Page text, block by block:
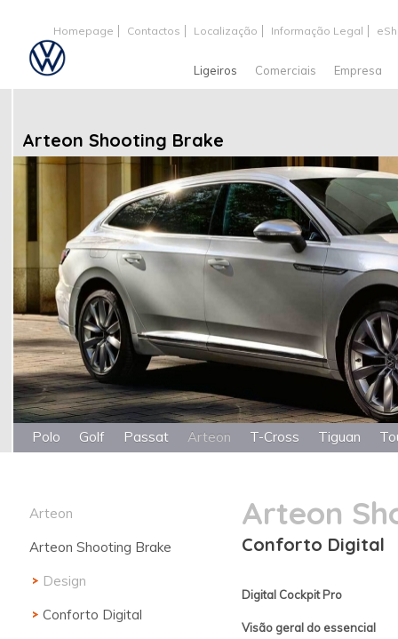
Homepage Contactos Localização Informação Legal
Ligeiros Comerciais Empresa
Arteon Shooting Brake
Polo Golf Passat Arteon T-Cross Tiguan
Arteon
Design
Conforto Digital
Sistemas de Assistência
Arteon Shooting Brake
Design
Conforto Digital
Arteon
Conforto Digital
Digital Cockpit Pro
Visão geral do essencial